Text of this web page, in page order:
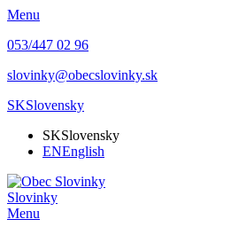
Menu
053/447 02 96
slovinky@obecslovinky.sk
SKSlovensky
SKSlovensky
ENEnglish
Slovinky
Menu